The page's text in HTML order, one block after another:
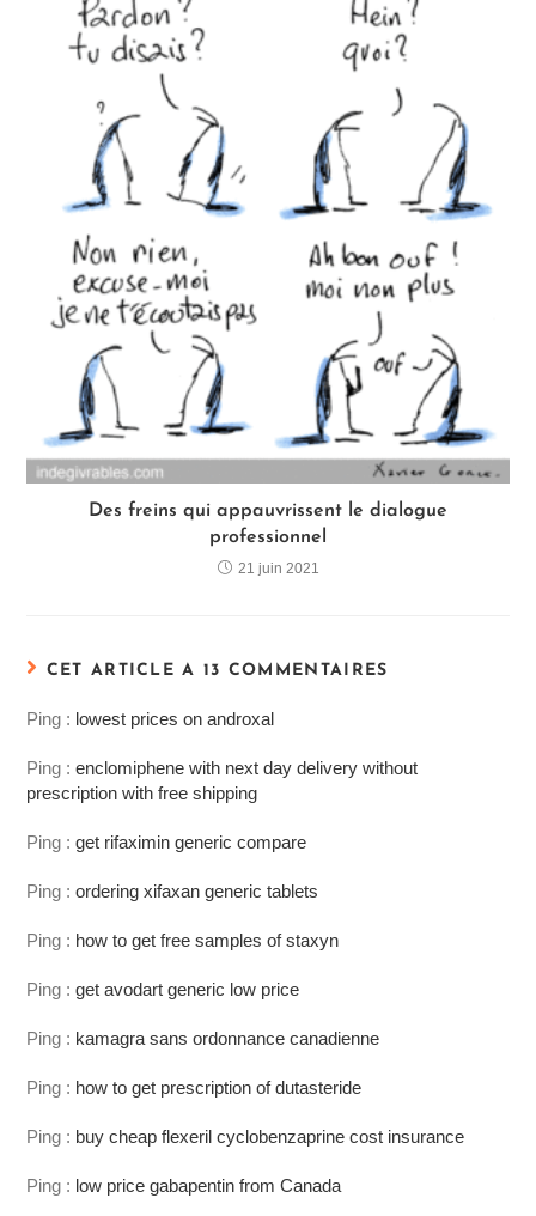
Des freins qui appauvrissent le dialogue
professionnel
21 juin 2021
CET ARTICLE A 13 COMMENTAIRES
Ping : lowest prices on androxal
Ping :enclomiphene with next day delivery without
prescription with free shipping
Ping :get rifaximin generic compare
Ping :ordering xifaxan generic tablets
Ping : how to get free samples of staxyn
Ping :get avodart generic low price
Ping : kamagra sans ordonnance canadienne
Ping : how to get prescription of dutasteride
Ping : buy cheap flexeril cyclobenzaprine cost insurance
Ping : low price gabapentin from Canada